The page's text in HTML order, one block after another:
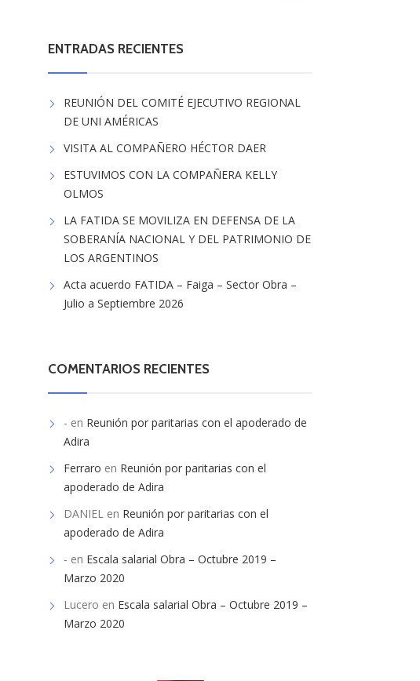
ENTRADAS RECIENTES
REUNIÓN DEL COMITÉ EJECUTIVO REGIONAL
DE UNI AMÉRICAS
VISITA AL COMPAÑERO HÉCTOR DAER
ESTUVIMOS CON LA COMPAÑERA KELLY
OLMOS
LA FATIDA SE MOVILIZA EN DEFENSA DE LA
SOBERANÍA NACIONAL Y DEL PATRIMONIO DE
LOS ARGENTINOS
Acta acuerdo FATIDA – Faiga – Sector Obra –
Julio a Septiembre 2026
COMENTARIOS RECIENTES
- en Reunión por paritarias con el apoderado de
Adira
Ferraro en Reunión por paritarias con el
apoderado de Adira
DANIEL en Reunión por paritarias con el
apoderado de Adira
- en Escala salarial Obra – Octubre 2019 –
Marzo 2020
Lucero en Escala salarial Obra – Octubre 2019 –
Marzo 2020